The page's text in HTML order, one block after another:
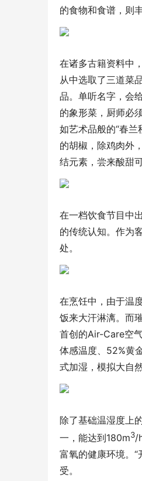
的食物和食谱，则
在诸多古籍资料中
从中选取了三道菜
品。单听名字，会
的象形菜，厨师必
如艺术品般的“春
的胡椒，除鸡肉外
结元素，尝来酸甜
在一档饮食节目中
的传统认知。作为
处。
在烹饪中，由于温
饭来大汗淋漓。而
首创的Air-Care空
体感温度、52%黄
式加湿，模拟大自
除了基础温湿度上
一，能达到180m3/
富氧的健康环境。
受。